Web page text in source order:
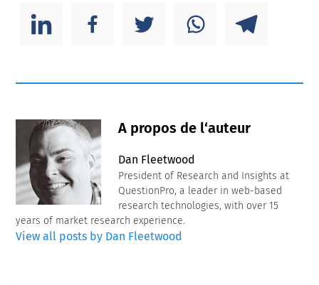
A propos de l‘auteur
Dan Fleetwood
President of Research and Insights at
QuestionPro, a leader in web-based
research technologies, with over 15
years of market research experience.
View all posts by Dan Fleetwood